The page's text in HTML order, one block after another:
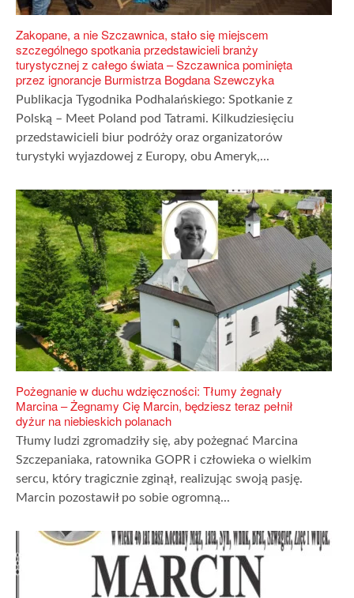
Zakopane, a nie Szczawnica, stało się miejscem
szczególnego spotkania przedstawicieli branży
turystycznej z całego świata – Szczawnica pominięta
przez ignorancje Burmistrza Bogdana Szewczyka
Publikacja Tygodnika Podhalańskiego: Spotkanie z
Polską – Meet Poland pod Tatrami. Kilkudziesięciu
przedstawicieli biur podróży oraz organizatorów
turystyki wyjazdowej z Europy, obu Ameryk,...
Pożegnanie w duchu wdzięczności: Tłumy żegnały
Marcina – Żegnamy Cię Marcin, będziesz teraz pełnił
dyżur na niebieskich polanach
Tłumy ludzi zgromadziły się, aby pożegnać Marcina
Szczepaniaka, ratownika GOPR i człowieka o wielkim
sercu, który tragicznie zginął, realizując swoją pasję.
Marcin pozostawił po sobie ogromną...